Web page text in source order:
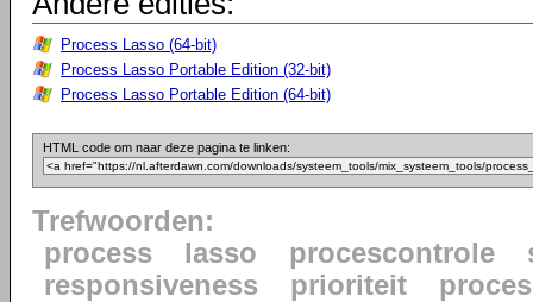
Process Lasso (64-bit)
Process Lasso Portable Edition (32-bit)
Process Lasso Portable Edition (64-bit)
HTML code om naar deze pagina te linken:
Trefwoorden:
process
lasso procescontrole
responsiveness
prioriteit